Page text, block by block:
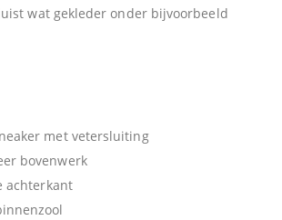
wat gekleder onder bijvoorbeeld
met vetersluiting
bovenwerk
achterkant